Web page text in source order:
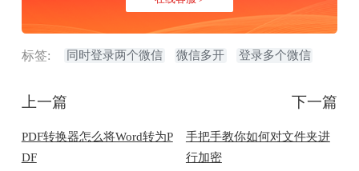
标签: 同时登录两个微信 微信多开 登录多个微信
上一篇
PDF转换器怎么将Word转为P
DF
下一篇
手把手教你如何对文件夹进
行加密